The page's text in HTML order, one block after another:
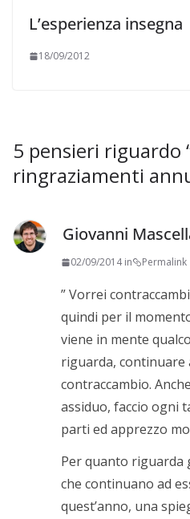
L’esperienza insegna
18/09/2012
5 pensieri riguardo
ringraziamenti
Giovanni
02/09/2014 in Permalink
” Vorrei
quindi per il
viene in mente
riguarda, continuare
contraccambio.
assiduo, faccio ogni
parti ed apprezzo
Per quanto riguarda
che continuano ad
quest’anno, una